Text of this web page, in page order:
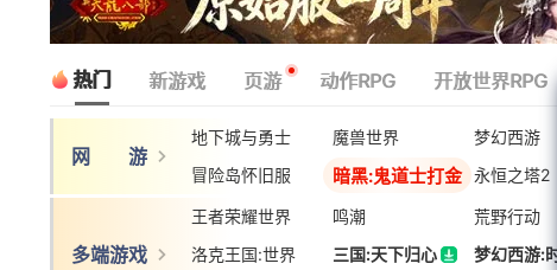
热门 新游戏 页游 动作RPG 开放世界RPG
网 游
地下城与勇士 魔兽世界 梦幻西游
冒险岛怀旧服
暗黑:鬼道士打金 永恒之塔2
多端游戏
王者荣耀世界 鸣潮 荒野行动
洛克王国:世界
三国:天下归心
梦幻西游: